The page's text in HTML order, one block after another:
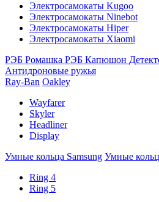
Электросамокаты Kugoo
Электросамокаты Ninebot
Электросамокаты Hiper
Электросамокаты Xiaomi
РЭБ Ромашка РЭБ Капюшон
Антидроновые ружья
Ray-Ban Oakley
Wayfarer
Skyler
Headliner
Display
Умные кольца Samsung Умные
Ring 4
Ring 5